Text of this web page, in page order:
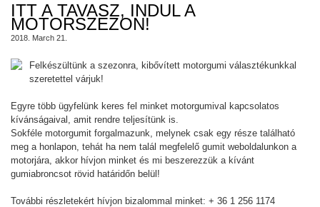
ITT A TAVASZ, INDUL A
MOTORSZEZON!
2018. March 21.
Felkészültünk a szezonra, kibővített motorgumi választékunkkal
szeretettel várjuk!
Egyre több ügyfelünk keres fel minket motorgumival kapcsolatos
kívánságaival, amit rendre teljesítünk is.
Sokféle motorgumit forgalmazunk, melynek csak egy része található
meg a honlapon, tehát ha nem talál megfelelő gumit weboldalunkon a
motorjára, akkor hívjon minket és mi beszerezzük a kívánt
gumiabroncsot rövid határidőn belül!
További részletekért hívjon bizalommal minket: + 36 1 256 1174